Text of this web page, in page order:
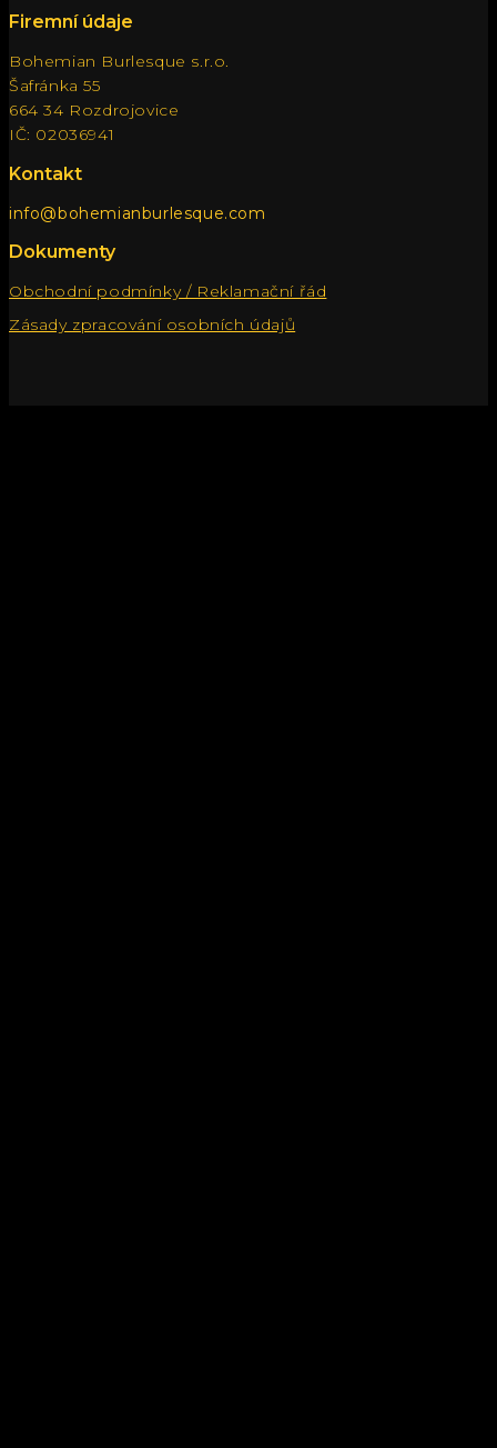
Firemní údaje
Bohemian Burlesque s.r.o.
Šafránka 55
664 34 Rozdrojovice
IČ: 02036941
Kontakt
info@bohemianburlesque.com
Dokumenty
Obchodní podmínky / Reklamační řád
Zásady zpracování osobních údajů